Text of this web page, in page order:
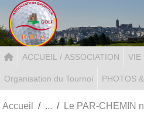
ACCUEIL / ASSOCIATION VIE
Organisation du Tournoi PHOTOS
Accueil Le PAR-CHEMIN
Panneau de gestion des cookies